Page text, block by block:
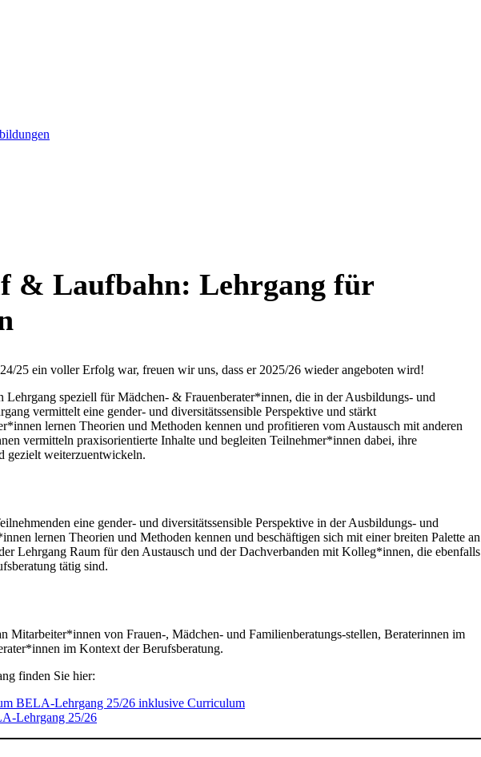
& Laufbahn: Lehrgang für
25 ein voller Erfolg war, freuen wir uns, dass er 2025/26 wieder angeboten wird!
speziell für Mädchen- & Frauenberater*innen, die in der Ausbildungs- und
vermittelt eine gender- und diversitätssensible Perspektive und stärkt
lernen Theorien und Methoden kennen und profitieren vom Austausch mit anderen
vermitteln praxisorientierte Inhalte und begleiten Teilnehmer*innen dabei, ihre
gezielt weiterzuentwickeln.
eine gender- und diversitätssensible Perspektive in der Ausbildungs- und
lernen Theorien und Methoden kennen und beschäftigen sich mit einer breiten Palette an
Lehrgang Raum für den Austausch und der Dachverbanden mit Kolleg*innen, die ebenfalls
tätig sind.
Mitarbeiter*innen von Frauen-, Mädchen- und Familienberatungs-stellen, Beraterinnen im
im Kontext der Berufsberatung.
finden Sie hier:
BELA-Lehrgang 25/26 inklusive Curriculum
Lehrgang 25/26